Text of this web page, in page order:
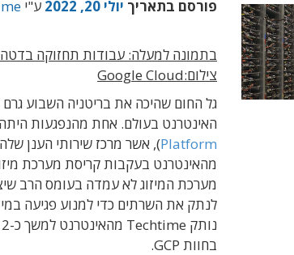
פורסם בתאריך יולי 20, 2022 ע"י
בתמונה למעלה: עבודות תחזוקה
צילום:Google Cloud
גל החום שהיכה את בריטניה השבוע
האינטרנט בעולם. אחת מהנפגעות
Platform
מהאינטרנט בעקבות קריסת מערכת
מערכת המיזוג לא עמדה בעומס הרב
לנתק את השרתים כדי למנוע פגיעה
בחוות GCP.